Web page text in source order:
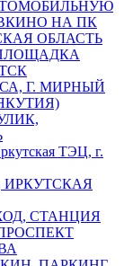
НА ПК
ОБЛАСТЬ
Г. МИРНЫЙ
ТЭЦ, г.
ИРКУТСКАЯ
СТАНЦИЯ